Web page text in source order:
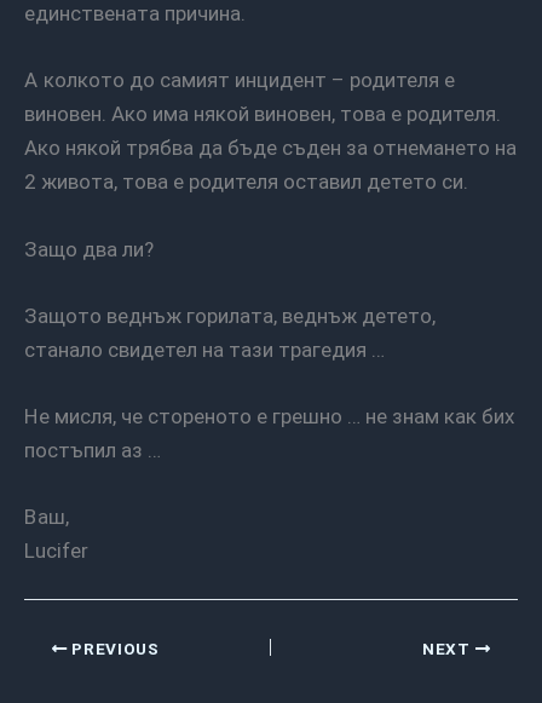
единствената причина.
А колкото до самият инцидент – родителя е
виновен. Ако има някой виновен, това е родителя.
Ако някой трябва да бъде съден за отнемането на
2 живота, това е родителя оставил детето си.
Защо два ли?
Защото веднъж горилата, веднъж детето,
станало свидетел на тази трагедия …
Не мисля, че стореното е грешно … не знам как бих
постъпил аз …
Ваш,
Lucifer
PREVIOUS NEXT